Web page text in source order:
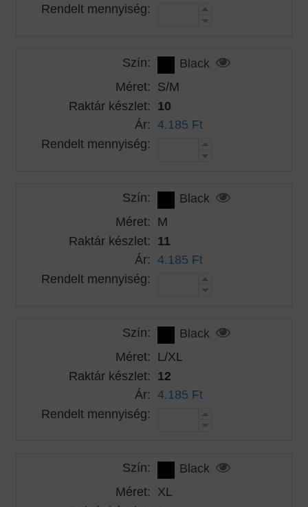
Rendelt mennyiség:
Szín:
Black
Méret: S/M
Raktár készlet: 10
Ár: 4.185 Ft
Rendelt mennyiség:
Szín:
Black
Méret: M
Raktár készlet: 11
Ár: 4.185 Ft
Rendelt mennyiség:
Szín:
Black
Méret: L/XL
Raktár készlet: 12
Ár: 4.185 Ft
Rendelt mennyiség:
Szín:
Black
Méret: XL